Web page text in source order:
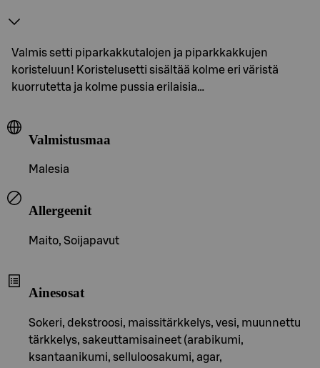
Valmis setti piparkakkutalojen ja piparkkakkujen
koristeluun! Koristelusetti sisältää kolme eri väristä
kuorrutetta ja kolme pussia erilaisia…
Valmistusmaa
Malesia
Allergeenit
Maito, Soijapavut
Ainesosat
Sokeri, dekstroosi, maissitärkkelys, vesi, muunnettu
tärkkelys, sakeuttamisaineet (arabikumi,
ksantaanikumi, selluloosakumi, agar,